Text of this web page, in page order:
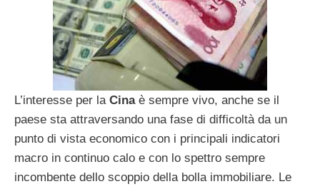
L’interesse per la Cinaè sempre vivo, anche se il
paese sta attraversando una fase di difficoltà da un
punto di vista economico con i principali indicatori
macro in continuo calo e con lo spettro sempre
incombente dello scoppio della bolla immobiliare. Le